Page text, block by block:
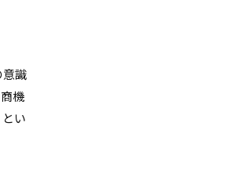
意識
機
い